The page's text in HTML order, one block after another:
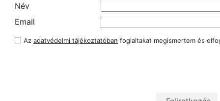
Név
Email
Az adatvédelmi tájékoztatóban foglaltakat megismertem és